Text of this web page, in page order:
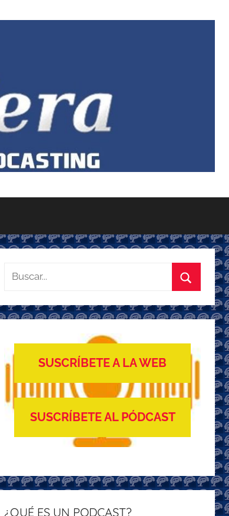
Buscar:
Buscar
SUSCRÍBETE A LA WEB
SUSCRÍBETE AL PÓDCAST
¿QUÉ ES UN PODCAST?